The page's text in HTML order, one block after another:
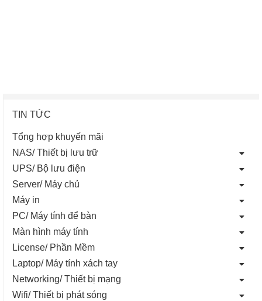
TIN TỨC
Tổng hợp khuyến mãi
NAS/ Thiết bị lưu trữ
UPS/ Bộ lưu điện
Server/ Máy chủ
Máy in
PC/ Máy tính để bàn
Màn hình máy tính
License/ Phần Mềm
Laptop/ Máy tính xách tay
Networking/ Thiết bị mạng
Wifi/ Thiết bị phát sóng